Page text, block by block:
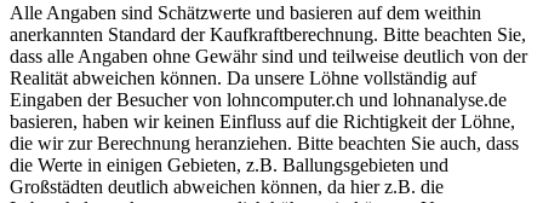
Alle Angaben sind Schätzwerte und basieren auf dem weithin
anerkannten Standard der Kaufkraftberechnung. Bitte beachten Sie,
dass alle Angaben ohne Gewähr sind und teilweise deutlich von der
Realität abweichen können. Da unsere Löhne vollständig auf
Eingaben der Besucher von lohncomputer.ch und lohnanalyse.de
basieren, haben wir keinen Einfluss auf die Richtigkeit der Löhne,
die wir zur Berechnung heranziehen. Bitte beachten Sie auch, dass
die Werte in einigen Gebieten, z.B. Ballungsgebieten und
Großstädten deutlich abweichen können, da hier z.B. die